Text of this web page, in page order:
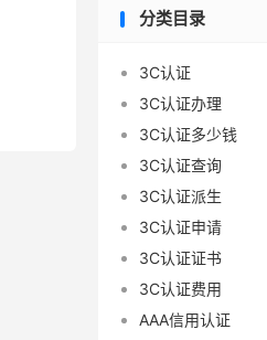
分类目录
3C认证
3C认证办理
3C认证多少钱
3C认证查询
3C认证派生
3C认证申请
3C认证证书
3C认证费用
AAA信用认证